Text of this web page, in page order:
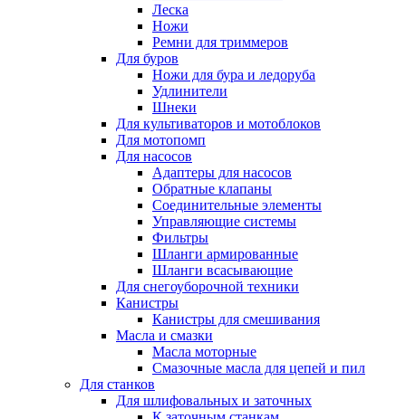
Леска
Ножи
Ремни для триммеров
Для буров
Ножи для бура и ледоруба
Удлинители
Шнеки
Для культиваторов и мотоблоков
Для мотопомп
Для насосов
Адаптеры для насосов
Обратные клапаны
Соединительные элементы
Управляющие системы
Фильтры
Шланги армированные
Шланги всасывающие
Для снегоуборочной техники
Канистры
Канистры для смешивания
Масла и смазки
Масла моторные
Смазочные масла для цепей и пил
Для станков
Для шлифовальных и заточных